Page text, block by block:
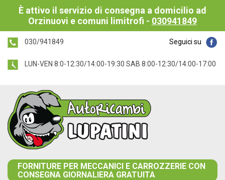
È attivo il servizio di consegna a domicilio ad
Orzinuovi e comuni limitrofi - 030941849
Seguici su
030/941849
LUN-VEN 8:0-12:30/14:00-19:30 SAB 8:00-12:30/14:00-17:00
FORNITURE PER MECCANICI E CARROZZERIE CON
CONSEGNA GIORNALIERA GRATUITA